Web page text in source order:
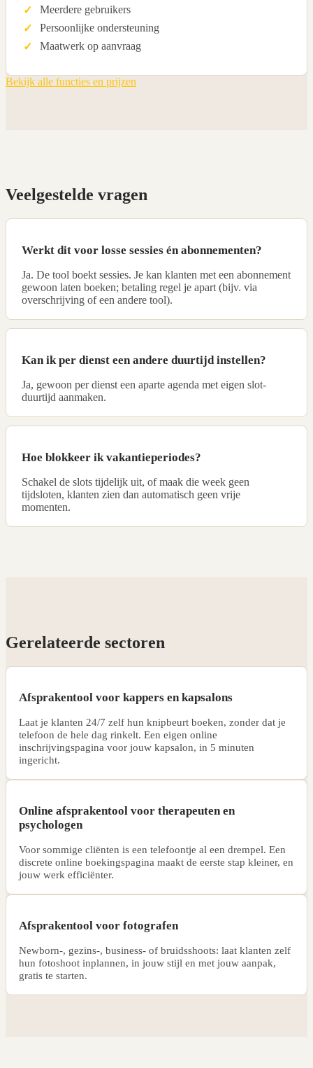
Meerdere gebruikers
Persoonlijke ondersteuning
Maatwerk op aanvraag
Bekijk alle functies en prijzen
Veelgestelde vragen
Werkt dit voor losse sessies én abonnementen?
Ja. De tool boekt sessies. Je kan klanten met een abonnement
gewoon laten boeken; betaling regel je apart (bijv. via
overschrijving of een andere tool).
Kan ik per dienst een andere duurtijd instellen?
Ja, gewoon per dienst een aparte agenda met eigen slot-
duurtijd aanmaken.
Hoe blokkeer ik vakantieperiodes?
Schakel de slots tijdelijk uit, of maak die week geen
tijdsloten, klanten zien dan automatisch geen vrije
momenten.
Gerelateerde sectoren
Afsprakentool voor kappers en kapsalons
Laat je klanten 24/7 zelf hun knipbeurt boeken, zonder dat je
telefoon de hele dag rinkelt. Een eigen online
inschrijvingspagina voor jouw kapsalon, in 5 minuten
ingericht.
Online afsprakentool voor therapeuten en
psychologen
Voor sommige cliënten is een telefoontje al een drempel. Een
discrete online boekingspagina maakt de eerste stap kleiner, en
jouw werk efficiënter.
Afsprakentool voor fotografen
Newborn-, gezins-, business- of bruidsshoots: laat klanten zelf
hun fotoshoot inplannen, in jouw stijl en met jouw aanpak,
gratis te starten.